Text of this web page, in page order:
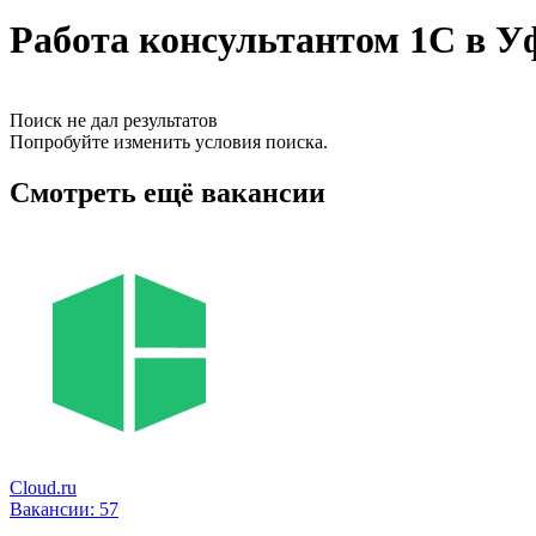
Работа консультантом 1С в
Поиск не дал результатов
Попробуйте изменить условия поиска.
Смотреть ещё вакансии
Cloud.ru
Вакансии: 57